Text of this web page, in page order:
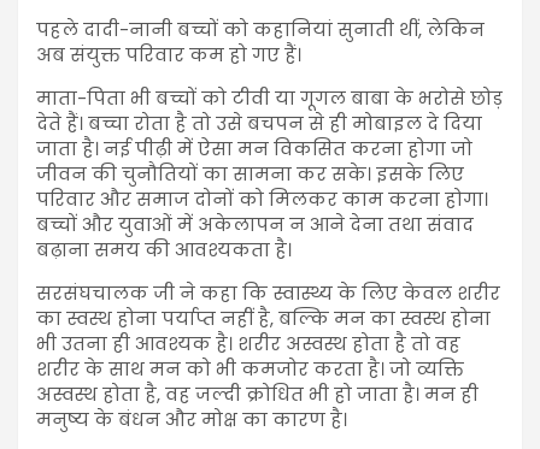
पहले दादी-नानी बच्चों को कहानियां सुनाती थीं, लेकिन
अब संयुक्त परिवार कम हो गए हैं।
माता-पिता भी बच्चों को टीवी या गूगल बाबा के भरोसे छोड़
देते हैं। बच्चा रोता है तो उसे बचपन से ही मोबाइल दे दिया
जाता है। नई पीढ़ी में ऐसा मन विकसित करना होगा जो
जीवन की चुनौतियों का सामना कर सके। इसके लिए
परिवार और समाज दोनों को मिलकर काम करना होगा।
बच्चों और युवाओं में अकेलापन न आने देना तथा संवाद
बढ़ाना समय की आवश्यकता है।
सरसंघचालक जी ने कहा कि स्वास्थ्य के लिए केवल शरीर
का स्वस्थ होना पर्याप्त नहीं है, बल्कि मन का स्वस्थ होना
भी उतना ही आवश्यक है। शरीर अस्वस्थ होता है तो वह
शरीर के साथ मन को भी कमजोर करता है। जो व्यक्ति
अस्वस्थ होता है, वह जल्दी क्रोधित भी हो जाता है। मन ही
मनुष्य के बंधन और मोक्ष का कारण है।